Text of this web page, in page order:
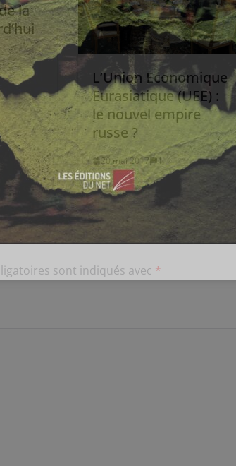
la
L’Union Economique
Eurasiatique (UEE) :
le nouvel empire
russe ?
20 mai 2017 1
sont indiqués avec *